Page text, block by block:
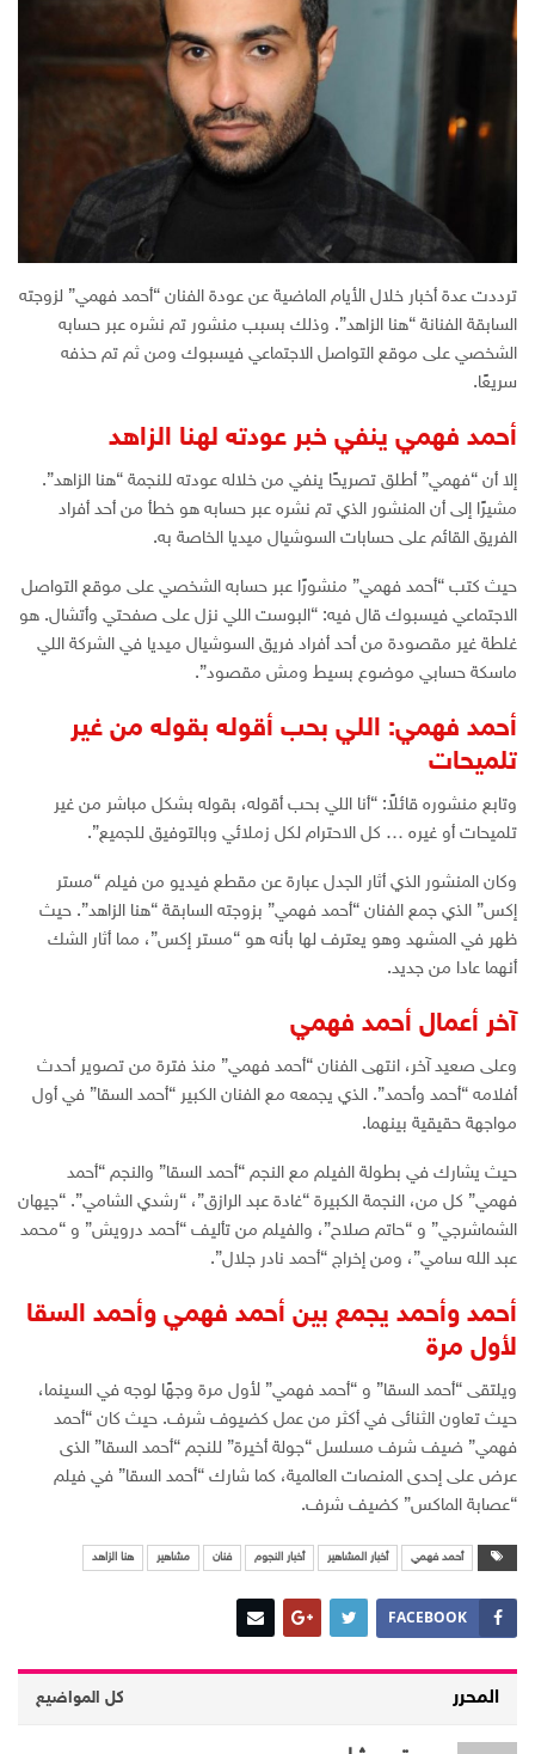
ترددت عدة أخبار خلال الأيام الماضية عن عودة الفنان “أحمد فهمي” لزوجته
السابقة الفنانة “هنا الزاهد”. وذلك بسبب منشور تم نشره عبر حسابه
الشخصي على موقع التواصل الاجتماعي فيسبوك ومن ثم تم حذفه
سريعًا.
أحمد فهمي ينفي خبر عودته لهنا الزاهد
إلا أن “فهمي” أطلق تصريحًا ينفي من خلاله عودته للنجمة “هنا الزاهد”.
مشيرًا إلى أن المنشور الذي تم نشره عبر حسابه هو خطأ من أحد أفراد
الفريق القائم على حسابات السوشيال ميديا الخاصة به.
حيث كتب “أحمد فهمي” منشورًا عبر حسابه الشخصي على موقع التواصل
الاجتماعي فيسبوك قال فيه: “البوست اللي نزل على صفحتي وأتشال. هو
غلطة غير مقصودة من أحد أفراد فريق السوشيال ميديا في الشركة اللي
ماسكة حسابي موضوع بسیط ومش مقصود”.
أحمد فهمي: اللي بحب أقوله بقوله من غير
تلميحات
وتابع منشوره قائلاً: “أنا اللي بحب أقوله، بقوله بشكل مباشر من غير
تلميحات أو غيره … كل الاحترام لكل زملائي وبالتوفيق للجميع”.
وكان المنشور الذي أثار الجدل عبارة عن مقطع فيديو من فيلم “مستر
إكس” الذي جمع الفنان “أحمد فهمي” بزوجته السابقة “هنا الزاهد”. حيث
ظهر في المشهد وهو يعترف لها بأنه هو “مستر إكس”، مما أثار الشك
أنهما عادا من جديد.
آخر أعمال أحمد فهمي
وعلى صعيد آخر، انتهى الفنان “أحمد فهمي” منذ فترة من تصوير أحدث
أفلامه “أحمد وأحمد”. الذي يجمعه مع الفنان الكبير “أحمد السقا” في أول
مواجهة حقيقية بينهما.
حيث يشارك في بطولة الفيلم مع النجم “أحمد السقا” والنجم “أحمد
فهمي” كل من، النجمة الكبيرة “غادة عبد الرازق”، “رشدي الشامي”. “جيهان
الشماشرجي” و “حاتم صلاح”، والفيلم من تأليف “أحمد درويش” و “محمد
عبد الله سامي”، ومن إخراج “أحمد نادر جلال”.
أحمد وأحمد يجمع بين أحمد فهمي وأحمد السقا
لأول مرة
ويلتقى “أحمد السقا” و “أحمد فهمي” لأول مرة وجهًا لوجه في السينما،
حيث تعاون الثنائى في أكثر من عمل كضيوف شرف. حيث كان “أحمد
فهمي” ضيف شرف مسلسل “جولة أخيرة” للنجم “أحمد السقا” الذى
عرض على إحدى المنصات العالمية، كما شارك “أحمد السقا” في فيلم
“عصابة الماكس” كضيف شرف.
أحمد فهمي أخبار المشاهير أخبار النجوم فنان مشاهير هنا الزاهد
FACEBOOK
المحرر كل المواضيع